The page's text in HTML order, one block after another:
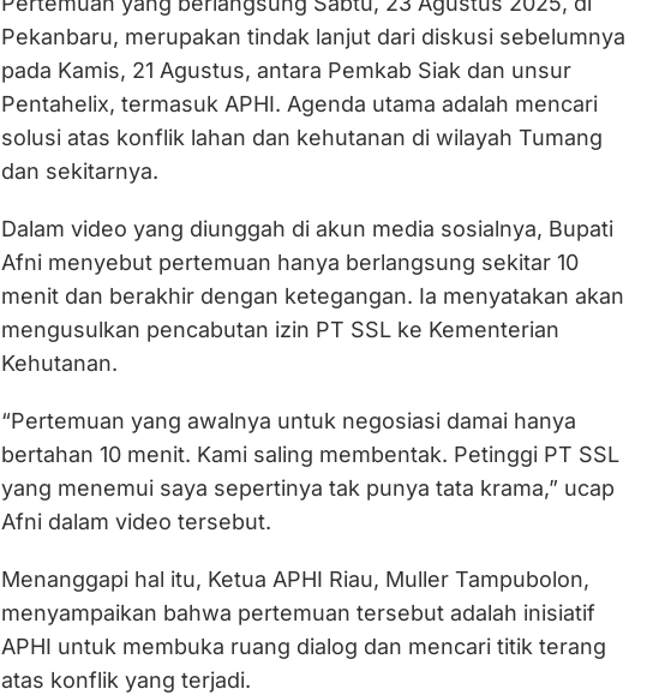
Pekanbaru, merupakan tindak lanjut dari diskusi sebelumnya
pada Kamis, 21 Agustus, antara Pemkab Siak dan unsur
Pentahelix, termasuk APHI. Agenda utama adalah mencari
solusi atas konflik lahan dan kehutanan di wilayah Tumang
dan sekitarnya.
Dalam video yang diunggah di akun media sosialnya, Bupati
Afni menyebut pertemuan hanya berlangsung sekitar 10
menit dan berakhir dengan ketegangan. Ia menyatakan akan
mengusulkan pencabutan izin PT SSL ke Kementerian
Kehutanan.
“Pertemuan yang awalnya untuk negosiasi damai hanya
bertahan 10 menit. Kami saling membentak. Petinggi PT SSL
yang menemui saya sepertinya tak punya tata krama,” ucap
Afni dalam video tersebut.
Menanggapi hal itu, Ketua APHI Riau, Muller Tampubolon,
menyampaikan bahwa pertemuan tersebut adalah inisiatif
APHI untuk membuka ruang dialog dan mencari titik terang
atas konflik yang terjadi.